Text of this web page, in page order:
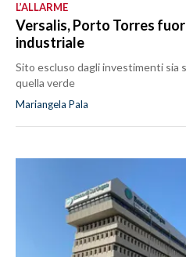
L’ALLARME
Versalis, Porto Torres
industriale
Sito escluso dagli investimenti sia
quella verde
Mariangela Pala